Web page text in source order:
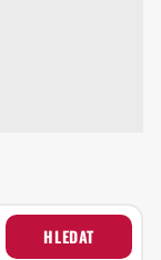
HLEDAT